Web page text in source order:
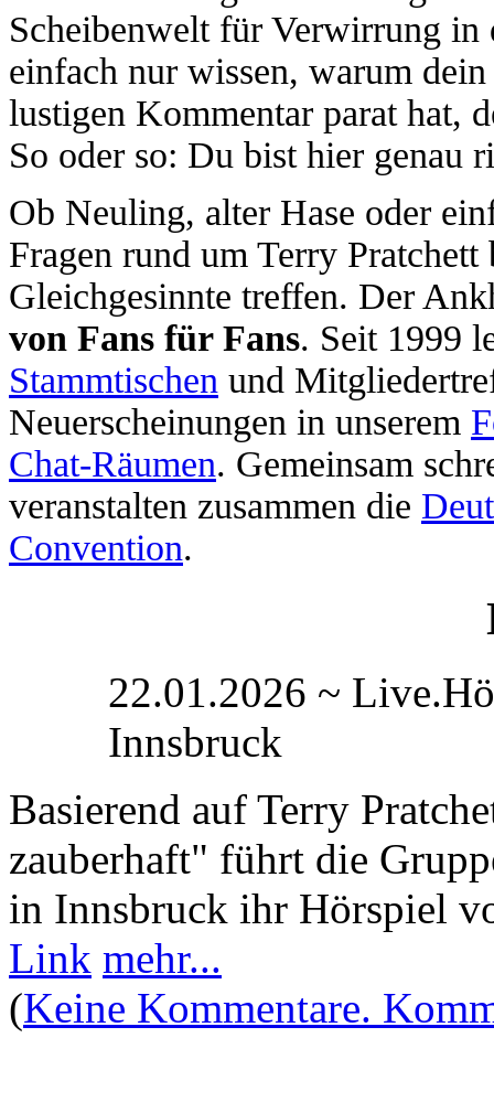
Scheibenwelt für Verwirrung in
einfach nur wissen, warum
lustigen Kommentar parat hat,
So oder so: Du bist hier genau
Ob Neuling, alter Hase oder
Fragen rund um Terry
Gleichgesinnte treffen. Der
von Fans für Fans. Seit 1999
Stammtischen und
Neuerscheinungen in unserem
Chat-Räumen. Gemeinsam
veranstalten zusammen die
Convention.
22.01.2026 ~
Innsbruck
Basierend auf Terry
zauberhaft" führt die
in Innsbruck ihr Hörspiel
Link mehr...
(Keine Kommentare.